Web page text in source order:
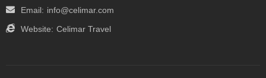
Email: info@celimar.com
Website: Celimar Travel